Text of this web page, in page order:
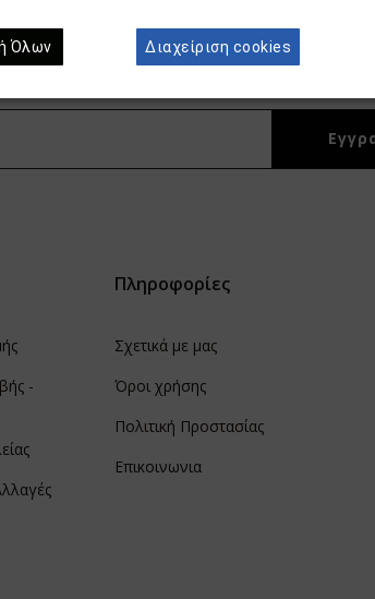
για να λαμβάνεται Νέα προϊόντα &
-
Πληροφορίες
Σχετικά με μας
Όροι χρήσης
Πολιτική Προστασίας
Επικοινωνια
Όλων Διαχείριση cookies